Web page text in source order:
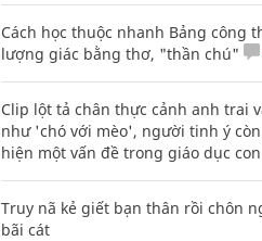
Cách học thuộc nhanh Bảng công
lượng giác bằng thơ, "thần chú"
Clip lột tả chân thực cảnh anh trai
như 'chó với mèo', người tinh ý
hiện một vấn đề trong giáo dục con
Truy nã kẻ giết bạn thân rồi chôn
bãi cát